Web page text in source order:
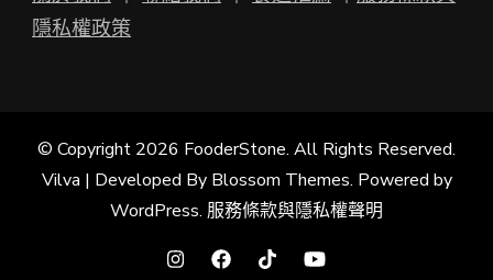
隱私權政策
© Copyright 2026 FooderStone. All Rights Reserved.
Vilva | Developed By Blossom Themes. Powered by
WordPress. 服務條款與隱私權聲明